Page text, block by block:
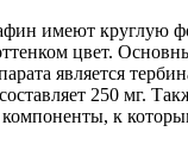
имеют круглую
цвет.
является
250 мг.
к